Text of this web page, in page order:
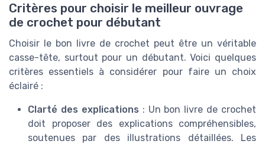
Critères pour choisir le meilleur ouvrage
de crochet pour débutant
Choisir le bon livre de crochet peut être un véritable
casse-tête, surtout pour un débutant. Voici quelques
critères essentiels à considérer pour faire un choix
éclairé :
Clarté des explications : Un bon livre de crochet
doit proposer des explications compréhensibles,
soutenues par des illustrations détaillées. Les